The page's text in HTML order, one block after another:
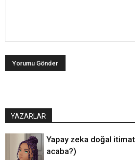
YAZARLAR
Yapay zeka doğal
acaba?)